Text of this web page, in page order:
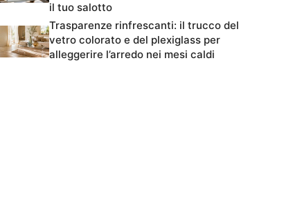
il tuo salotto
Trasparenze rinfrescanti: il trucco del
vetro colorato e del plexiglass per
alleggerire l’arredo nei mesi caldi